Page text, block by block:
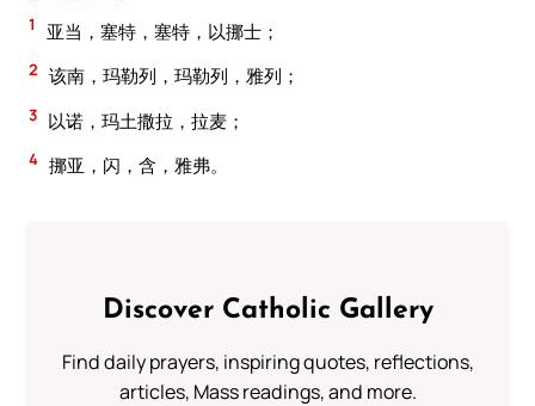
1 亚当，塞特，塞特，以挪士；
2 该南，玛勒列，玛勒列，雅列；
3 以诺，玛土撒拉，拉麦；
4 挪亚，闪，含，雅弗。
Discover Catholic Gallery
Find daily prayers, inspiring quotes, reflections,
articles, Mass readings, and more.